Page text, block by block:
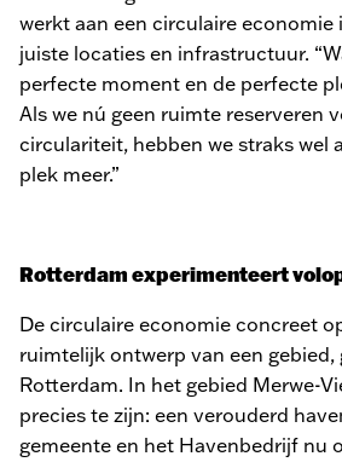
werkt aan een circulaire economie
juiste locaties en infrastructuur.
perfecte moment en de perfecte
Als we nú geen ruimte reserveren
circulariteit, hebben we straks wel
plek meer.”
Rotterdam experimenteert
De circulaire economie concreet
ruimtelijk ontwerp van een gebied,
Rotterdam. In het gebied Merwe-
precies te zijn: een verouderd
gemeente en het Havenbedrijf nu